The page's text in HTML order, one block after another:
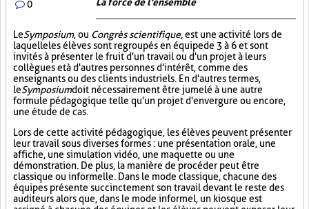
0
LeSymposium, ou Congrès scientifique, est une activité lors de
laquelle les élèves sont regroupés en équipe de 3 à 6 et sont
invités à présenter le fruit d'un travail ou d'un projet à leurs
collègues et à d'autres personnes d'intérêt, comme des
enseignants ou des clients industriels. En d'autres termes,
leSymposiumdoit nécessairement être jumelé à une autre
formule pédagogique telle qu'un projet d'envergure ou encore,
une étude de cas.
Lors de cette activité pédagogique, les élèves peuvent présenter
leur travail sous diverses formes : une présentation orale, une
affiche, une simulation vidéo, une maquette ou une
démonstration. De plus, la manière de procéder peut être
classique ou informelle. Dans le mode classique, chacune des
équipes présente succinctement son travail devant le reste des
auditeurs alors que, dans le mode informel, un kiosque est